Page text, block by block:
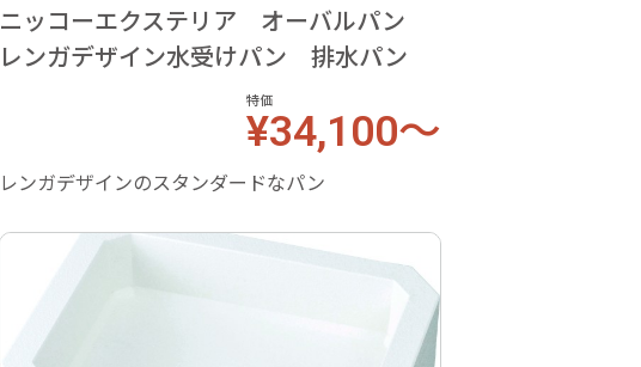
ニッコーエクステリア オーバルパン
レンガデザイン水受けパン 排水パン
特価
¥34,100～
レンガデザインのスタンダードなパン